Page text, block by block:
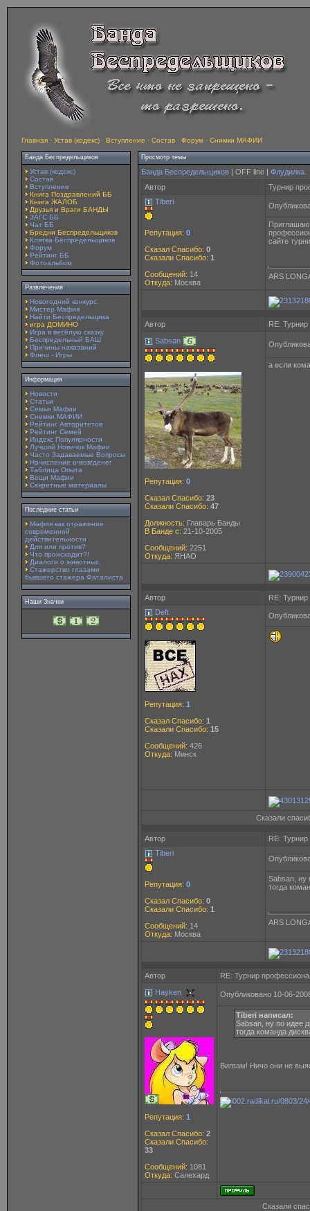
Главная · Устав (кодекс) · Вступление · Состав · Форум · Снимки МАФИИ
Банда Беспредельщиков
Устав (кодекс)
Состав
Вступление
Книга Поздравлений ББ
Книга ЖАЛОБ
Друзья и Враги БАНДЫ
ЗАГС ББ
Чат ББ
Бредни Беспредельщиков
Клятва Беспредельщиков
Форум
Рейтинг ББ
Фотоальбом
Развлечения
Новогодний конкурс
Мистер Мафия
Найти Беспредельщика
игра ДОМИНО
Игра в весёлую сказку
Беспредельный БАШ
Причины наказаний
Флеш - Игры
Информация
Новости
Статьи
Семьи Мафии
Снимки МАФИИ
Рейтинг Авторитетов
Рейтинг Семей
Индекс Популярности
Лучший Новичок Мафии
Часто Задаваемые Вопросы
Начисление очков/денег
Таблица Опыта
Вещи Мафии
Секретные материалы
Последние статьи
Мафия как отражение
современной
действительности
Для или против?
Что происходит?!
Диалоги о животных.
Стажерство глазами
бывшего стажера Фаталиста
Наши Значки
Просмотр темы
Банда Беспредельщиков | OFF line | Флудилка.
Автор
Турнир
Tiberi
Репутация: 0
Сказал Спасибо: 0
Сказали Спасибо: 1
Сообщений: 14
Откуда: Москва
Приглашаю
сайте
ARS
Автор
RE:
Sabsan
Репутация: 0
Сказал Спасибо: 23
Сказали Спасибо: 47
Должность: Главарь Банды
В Банде с: 21-10-2005
Сообщений: 2251
Откуда: ЯНАО
а если
Автор
RE:
Deft
Репутация: 1
Сказал Спасибо: 1
Сказали Спасибо: 15
Сообщений: 426
Откуда: Минск
Сказали
Автор
RE:
Tiberi
Репутация: 0
Сказал Спасибо: 0
Сказали Спасибо: 1
Сообщений: 14
Откуда: Москва
Sabsan, ну
тогда
ARS
Автор
RE: Турнир
Hayken
Репутация: 1
Сказал Спасибо: 2
Сказали Спасибо:
33
Сообщений: 1081
Откуда: Салехард
Опубликовано 10-06-
Tiberi написал:
Sabsan, ну по идее
тогда команда
Вигвам! Ничо они не
Сказали